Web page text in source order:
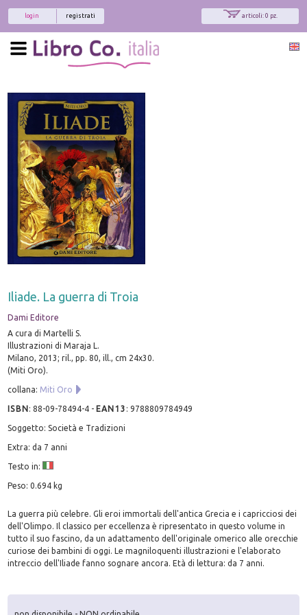
articoli: 0 pz.
registrati
login
Iliade. La guerra di Troia
Dami Editore
A cura di Martelli S.
Illustrazioni di Maraja L.
Milano, 2013; ril., pp. 80, ill., cm 24x30.
(Miti Oro).
collana: Miti Oro
ISBN:88-09-78494-4 - EAN13 :9788809784949
Soggetto: Società e Tradizioni
Extra: da 7 anni
Testo in:
Peso: 0.694 kg
La guerra più celebre. Gli eroi immortali dell'antica Grecia e i capricciosi dei
dell'Olimpo. Il classico per eccellenza è ripresentato in questo volume in
tutto il suo fascino, da un adattamento dell'originale omerico alle orecchie
curiose dei bambini di oggi. Le magniloquenti illustrazioni e l'elaborato
intreccio dell'Iliade fanno sognare ancora. Età di lettura: da 7 anni.